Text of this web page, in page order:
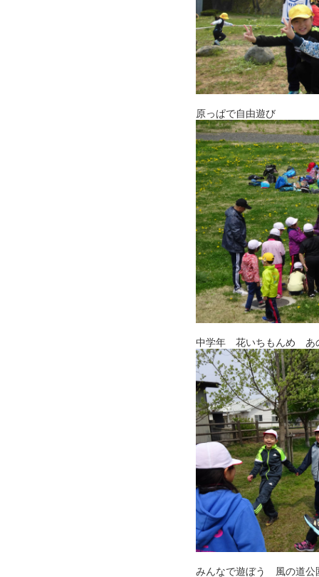
原っぱで自由遊び
中学年 花いちもんめ あ
みんなで遊ぼう 風の道公